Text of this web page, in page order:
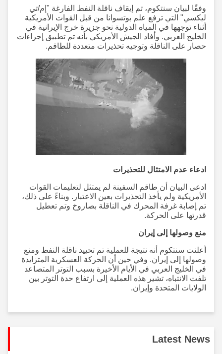
وفقًا لبيان سنتكوم، تم إيقاف ناقلة النفط الفارغة "إم/تي
ليكسي" التي ترفع علم بوتسوانا من قبل القوات الأمريكية
أثناء توجهها في المياه الدولية نحو جزيرة خرج الإيرانية في
الخليج العربي. وأفاد الجيش الأمريكي بأنه تم تطبيق إجراءات
حصار على الناقلة وتوجيه تحذيرات متعددة للطاقم.
ادعاء عدم الامتثال للتحذيرات
ادعى البيان أن طاقم السفينة لم يمتثل لتعليمات القوات
الأمريكية ولم يأخذ التحذيرات بعين الاعتبار. وبناءً على ذلك،
تم إصابة غرفة المحرك في الناقلة بصاروخ وتم تعطيل
قدرتها على الحركة.
منع وصولها إلى إيران
أعلنت سنتكوم أنه نتيجة للعملية تم تحييد ناقلة النفط ومنع
وصولها إلى إيران. وفي حين أن الحركة العسكرية المتزايدة
في الخليج العربي في الأيام الأخيرة بسبب التوتر المتصاعد
تلفت الانتباه، تشير هذه العملية إلى ارتفاع حدة التوتر بين
الولايات المتحدة وإيران.
Latest News